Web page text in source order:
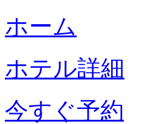
ホーム
ホテル詳細
今すぐ予約